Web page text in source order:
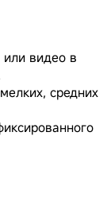
видео в
средних